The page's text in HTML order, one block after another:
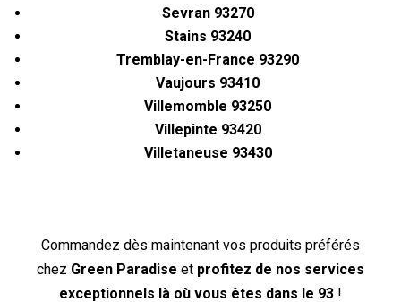
Sevran 93270
Stains 93240
Tremblay-en-France 93290
Vaujours 93410
Villemomble 93250
Villepinte 93420
Villetaneuse 93430
Commandez dès maintenant vos produits préférés
chez Green Paradise et profitez de nos services
exceptionnels là où vous êtes dans le 93 !